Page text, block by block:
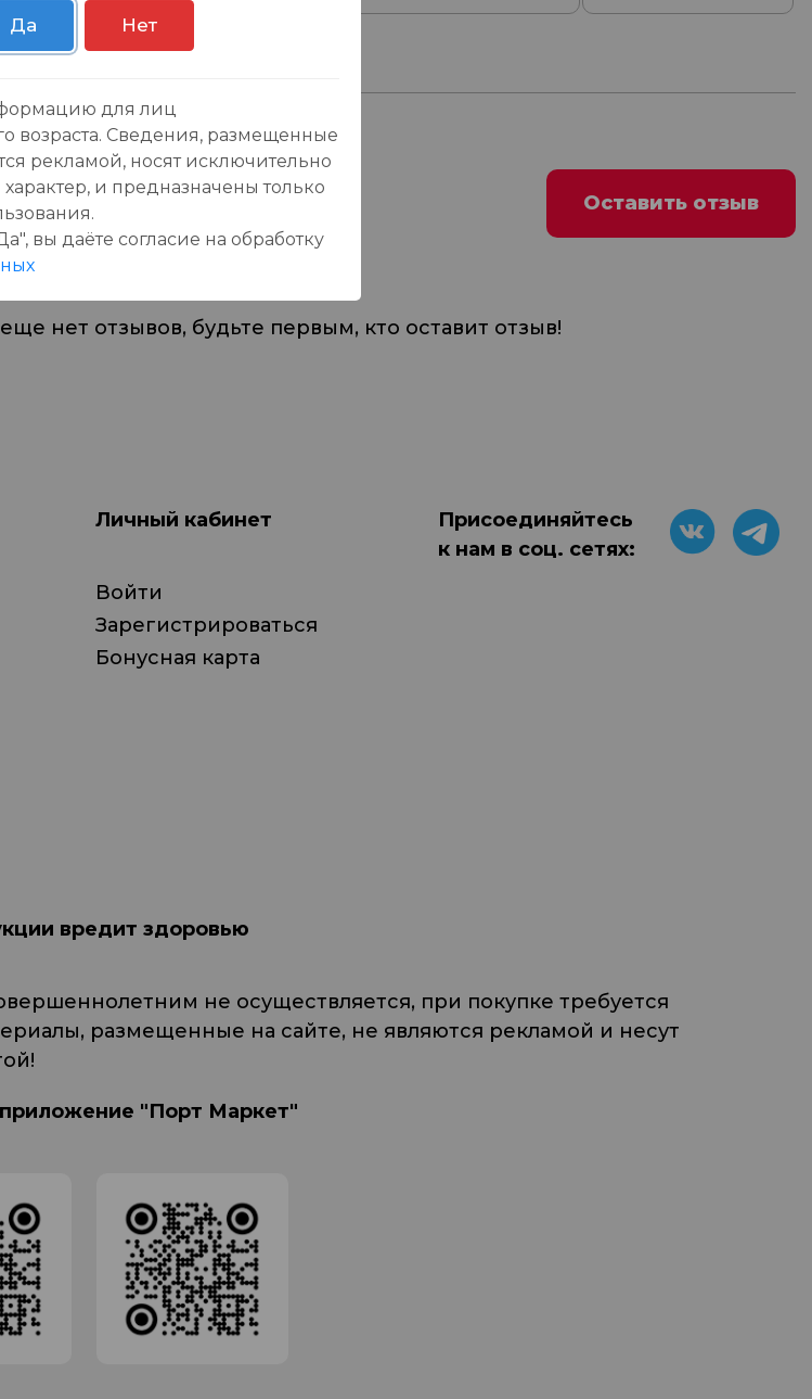
Оставить отзыв
нет отзывов, будьте первым, кто оставит отзыв!
Личный кабинет
Войти
Зарегистрироваться
Бонусная карта
Присоединяйтесь
к нам в соц. сетях:
вредит здоровью
не осуществляется, при покупке требуется
размещенные на сайте, не являются рекламой и несут
"Порт Маркет"
Да Нет
для лиц
возраста. Сведения, размещенные
рекламой, носят исключительно
и предназначены только
вы даёте cогласие на обработку